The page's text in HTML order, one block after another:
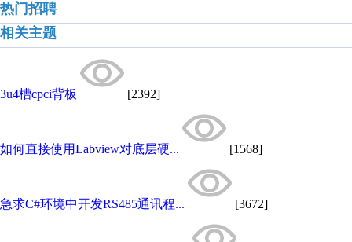
热门招聘
相关主题
3u4槽cpci背板 [2392]
如何直接使用Labview对底层硬... [1568]
急求C#环境中开发RS485通讯程... [3672]